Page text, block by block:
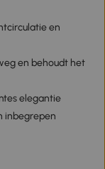
en
en behoudt het
elegantie
inbegrepen